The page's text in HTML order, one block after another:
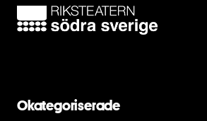
Okategoriserade